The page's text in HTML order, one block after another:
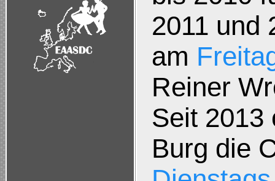
2011 und
am
Reiner
Seit
Burg die